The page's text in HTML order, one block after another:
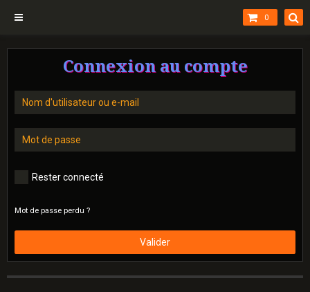
0
Connexion au compte
Rester connecté
Mot de passe perdu ?
Valider